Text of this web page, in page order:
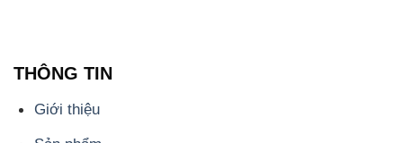
THÔNG TIN
Giới thiệu